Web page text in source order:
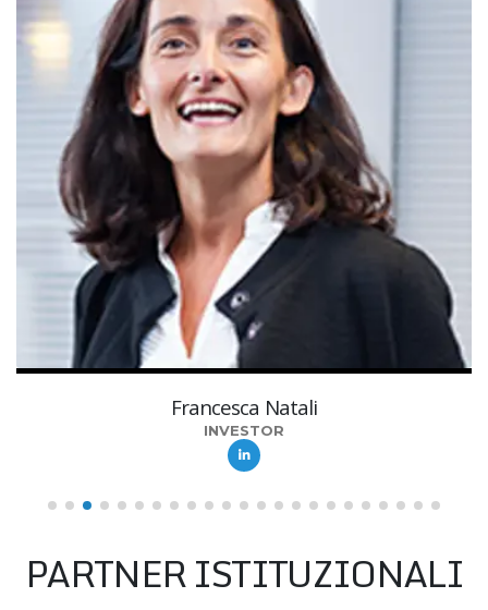
Mariarita Costanza
IMPRENDITRICE INNOVATIVA
PARTNER ISTITUZIONALI